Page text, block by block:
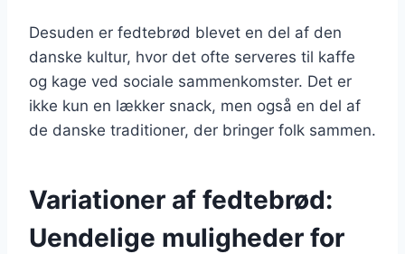
Desuden er fedtebrød blevet en del af den
danske kultur, hvor det ofte serveres til kaffe
og kage ved sociale sammenkomster. Det er
ikke kun en lækker snack, men også en del af
de danske traditioner, der bringer folk sammen.
Variationer af fedtebrød:
Uendelige muligheder for